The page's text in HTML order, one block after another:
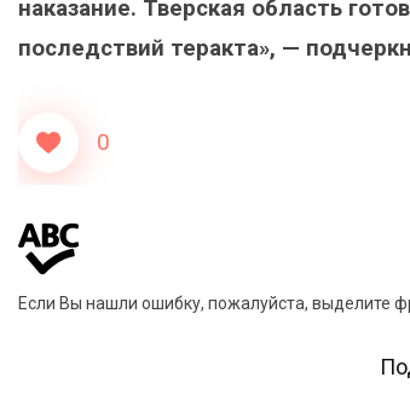
наказание. Тверская область
последствий теракта», —
0
Если Вы нашли ошибку, пожалуйста, выделите